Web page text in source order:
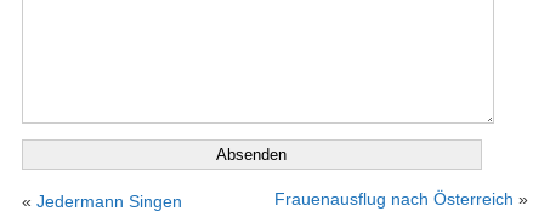
« Jedermann Singen Frauenausflug nach Österreich »